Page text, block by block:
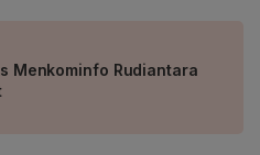
Menkominfo Rudiantara